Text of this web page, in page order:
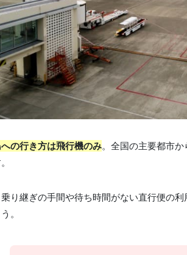
の行き方は飛行機のみ。全国の主要都市
り継ぎの手間や待ち時間がない直行便の
。